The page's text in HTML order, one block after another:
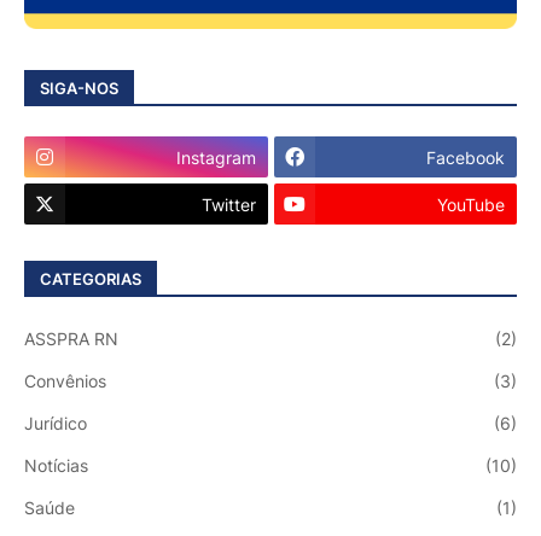
SIGA-NOS
Instagram Facebook
Twitter YouTube
CATEGORIAS
ASSPRA RN (2)
Convênios (3)
Jurídico (6)
Notícias (10)
Saúde (1)